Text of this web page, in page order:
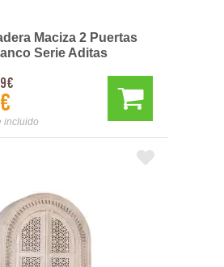
Maciza 2 Puertas
Serie Aditas
incluido